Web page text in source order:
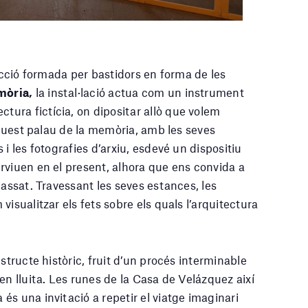
formada per bastidors en forma de les
la instal·lació actua com un instrument
fictícia, on dipositar allò que volem
palau de la memòria, amb les seves
les fotografies d’arxiu, esdevé un dispositiu
en el present, alhora que ens convida a
Travessant les seves estances, les
els fets sobre els quals l’arquitectura
històric, fruit d’un procés interminable
lluita. Les runes de la Casa de Velázquez així
una invitació a repetir el viatge imaginari